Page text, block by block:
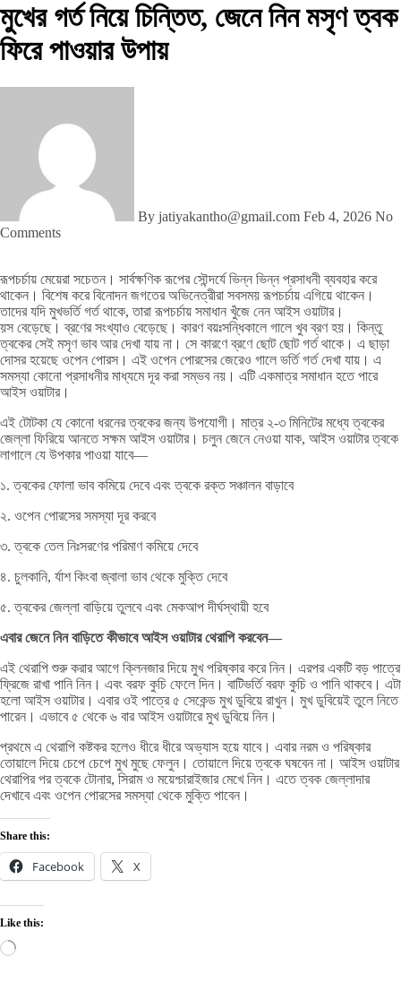
মুখের গর্ত নিয়ে চিন্তিত, জেনে নিন মসৃণ ত্বক
ফিরে পাওয়ার উপায়
By jatiyakantho@gmail.com Feb 4, 2026 No
Comments
রূপচর্চায় মেয়েরা সচেতন। সার্বক্ষণিক রূপের সৌন্দর্যে ভিন্ন ভিন্ন প্রসাধনী ব্যবহার করে
থাকেন। বিশেষ করে বিনোদন জগতের অভিনেত্রীরা সবসময় রূপচর্চায় এগিয়ে থাকেন।
তাদের যদি মুখভর্তি গর্ত থাকে, তারা রূপচর্চায় সমাধান খুঁজে নেন আইস ওয়াটার।
য়স বেড়েছে। ব্রণের সংখ্যাও বেড়েছে। কারণ বয়ঃসন্ধিকালে গালে খুব ব্রণ হয়। কিন্তু
ত্বকের সেই মসৃণ ভাব আর দেখা যায় না। সে কারণে ব্রণে ছোট ছোট গর্ত থাকে। এ ছাড়া
দোসর হয়েছে ওপেন পোরস। এই ওপেন পোরসের জেরেও গালে ভর্তি গর্ত দেখা যায়। এ
সমস্যা কোনো প্রসাধনীর মাধ্যমে দূর করা সম্ভব নয়। এটি একমাত্র সমাধান হতে পারে
আইস ওয়াটার।
এই টোটকা যে কোনো ধরনের ত্বকের জন্য উপযোগী। মাত্র ২-৩ মিনিটের মধ্যে ত্বকের
জেল্লা ফিরিয়ে আনতে সক্ষম আইস ওয়াটার। চলুন জেনে নেওয়া যাক, আইস ওয়াটার ত্বকে
লাগালে যে উপকার পাওয়া যাবে—
১. ত্বকের ফোলা ভাব কমিয়ে দেবে এবং ত্বকে রক্ত সঞ্চালন বাড়াবে
২. ওপেন পোরসের সমস্যা দূর করবে
৩. ত্বকে তেল নিঃসরণের পরিমাণ কমিয়ে দেবে
৪. চুলকানি, র্যাশ কিংবা জ্বালা ভাব থেকে মুক্তি দেবে
৫. ত্বকের জেল্লা বাড়িয়ে তুলবে এবং মেকআপ দীর্ঘস্থায়ী হবে
এবার জেনে নিন বাড়িতে কীভাবে আইস ওয়াটার থেরাপি করবেন—
এই থেরাপি শুরু করার আগে ক্লিনজার দিয়ে মুখ পরিষ্কার করে নিন। এরপর একটি বড় পাত্রে
ফ্রিজে রাখা পানি নিন। এবং বরফ কুচি ফেলে দিন। বাটিভর্তি বরফ কুচি ও পানি থাকবে। এটা
হলো আইস ওয়াটার। এবার ওই পাত্রে ৫ সেকেন্ড মুখ ডুবিয়ে রাখুন। মুখ ডুবিয়েই তুলে নিতে
পারেন। এভাবে ৫ থেকে ৬ বার আইস ওয়াটারে মুখ ডুবিয়ে নিন।
প্রথমে এ থেরাপি কষ্টকর হলেও ধীরে ধীরে অভ্যাস হয়ে যাবে। এবার নরম ও পরিষ্কার
তোয়ালে দিয়ে চেপে চেপে মুখ মুছে ফেলুন। তোয়ালে দিয়ে ত্বকে ঘষবেন না। আইস ওয়াটার
থেরাপির পর ত্বকে টোনার, সিরাম ও ময়েশ্চারাইজার মেখে নিন। এতে ত্বক জেল্লাদার
দেখাবে এবং ওপেন পোরসের সমস্যা থেকে মুক্তি পাবেন।
Share this:
Facebook X
Like this:
Loading…